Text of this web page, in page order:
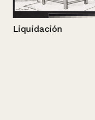
Liquidación